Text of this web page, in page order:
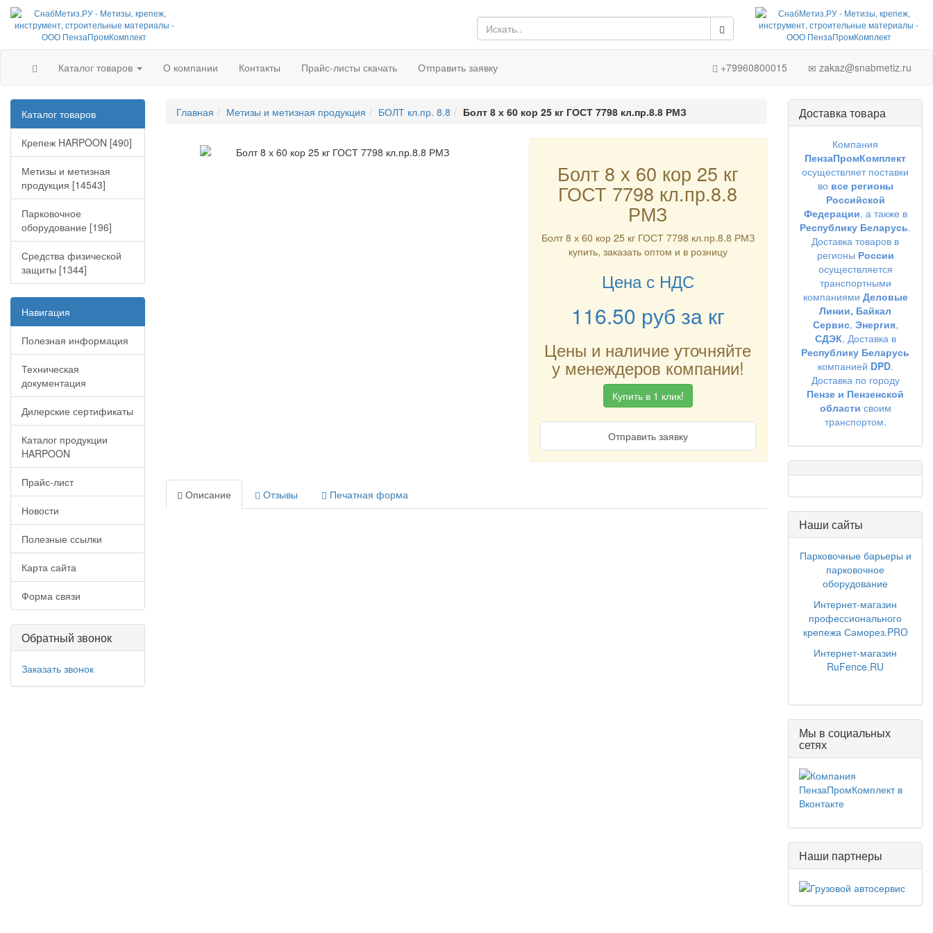
Каталог товаров О компании Контакты Прайс-листы скачать Отправить заявку +79960800015 zakaz@snabmetiz.ru
Каталог товаров
Крепеж HARPOON [490]
Метизы и метизная
продукция [14543]
Парковочное
оборудование [196]
Средства физической
защиты [1344]
Навигация
Полезная информация
Техническая
документация
Дилерские сертификаты
Каталог продукции
HARPOON
Прайс-лист
Новости
Полезные ссылки
Карта сайта
Форма связи
Обратный звонок
Заказать звонок
Главная Метизы и метизная продукция БОЛТ кл.пр. 8.8 Болт 8 х 60 кор 25 кг ГОСТ 7798 кл.пр.8.8 РМЗ
Болт 8 х 60 кор 25 кг
ГОСТ 7798 кл.пр.8.8
РМЗ
Болт 8 х 60 кор 25 кг ГОСТ 7798 кл.пр.8.8 РМЗ
купить, заказать оптом и в розницу
Цена с НДС
116.50 руб за кг
Цены и наличие уточняйте
у менеждеров компании!
Купить в 1 клик!
Отправить заявку
Описание Отзывы Печатная форма
Доставка товара
Компания
ПензаПромКомплект
осуществляет поставки
во все регионы
Российской
Федерации, а также в
Республику Беларусь.
Доставка товаров в
регионы России
осуществляется
транспортными
компаниями Деловые
Линии, Байкал
Сервис, Энергия,
СДЭК. Доставка в
Республику Беларусь
компанией DPD.
Доставка по городу
Пензе и Пензенской
области своим
транспортом.
Наши сайты
Парковочные барьеры и
парковочное
оборудование
Интернет-магазин
профессионального
крепежа Саморез.PRO
Интернет-магазин
RuFence.RU
Мы в социальных
сетях
Наши партнеры